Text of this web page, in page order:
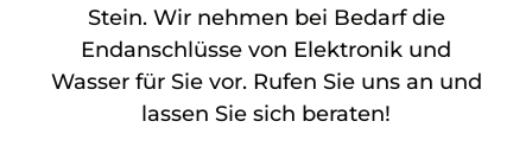
Stein. Wir nehmen bei Bedarf die
Endanschlüsse von Elektronik und
Wasser für Sie vor. Rufen Sie uns an und
lassen Sie sich beraten!